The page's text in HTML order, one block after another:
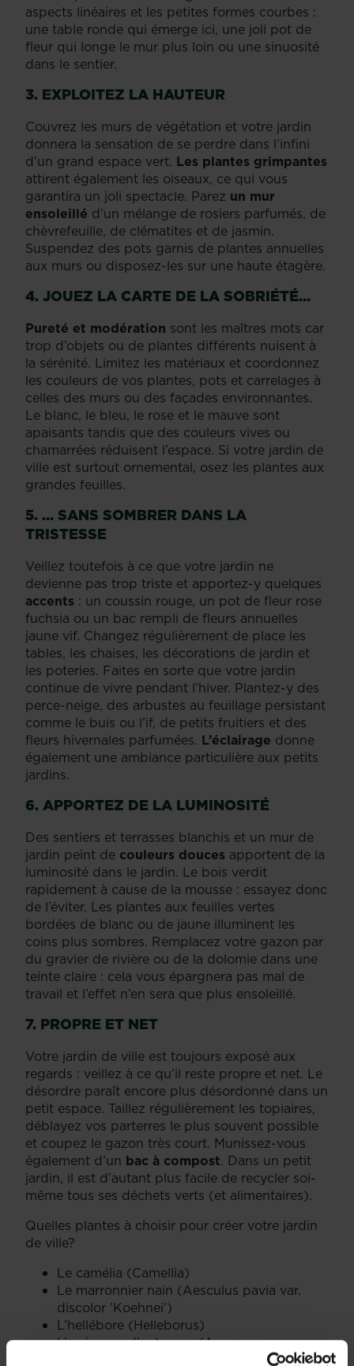
aspects linéaires et les petites formes courbes :
une table ronde qui émerge ici, une joli pot de
fleur qui longe le mur plus loin ou une sinuosité
dans le sentier.
3. EXPLOITEZ LA HAUTEUR
Couvrez les murs de végétation et votre jardin
donnera la sensation de se perdre dans l’infini
d’un grand espace vert. Les plantes grimpantes
attirent également les oiseaux, ce qui vous
garantira un joli spectacle. Parez un mur
ensoleillé d’un mélange de rosiers parfumés, de
chèvrefeuille, de clématites et de jasmin.
Suspendez des pots garnis de plantes annuelles
aux murs ou disposez-les sur une haute étagère.
4. JOUEZ LA CARTE DE LA SOBRIÉTÉ…
Pureté et modération sont les maîtres mots car
trop d’objets ou de plantes différents nuisent à
la sérénité. Limitez les matériaux et coordonnez
les couleurs de vos plantes, pots et carrelages à
celles des murs ou des façades environnantes.
Le blanc, le bleu, le rose et le mauve sont
apaisants tandis que des couleurs vives ou
chamarrées réduisent l’espace. Si votre jardin de
ville est surtout ornemental, osez les plantes aux
grandes feuilles.
5. … SANS SOMBRER DANS LA
TRISTESSE
Veillez toutefois à ce que votre jardin ne
devienne pas trop triste et apportez-y quelques
accents : un coussin rouge, un pot de fleur rose
fuchsia ou un bac rempli de fleurs annuelles
jaune vif. Changez régulièrement de place les
tables, les chaises, les décorations de jardin et
les poteries. Faites en sorte que votre jardin
continue de vivre pendant l’hiver. Plantez-y des
perce-neige, des arbustes au feuillage persistant
comme le buis ou l’if, de petits fruitiers et des
fleurs hivernales parfumées. L’éclairage donne
également une ambiance particulière aux petits
jardins.
6. APPORTEZ DE LA LUMINOSITÉ
Des sentiers et terrasses blanchis et un mur de
jardin peint de couleurs douces apportent de la
luminosité dans le jardin. Le bois verdit
rapidement à cause de la mousse : essayez donc
de l’éviter. Les plantes aux feuilles vertes
bordées de blanc ou de jaune illuminent les
coins plus sombres. Remplacez votre gazon par
du gravier de rivière ou de la dolomie dans une
teinte claire : cela vous épargnera pas mal de
travail et l’effet n’en sera que plus ensoleillé.
7. PROPRE ET NET
Votre jardin de ville est toujours exposé aux
regards : veillez à ce qu’il reste propre et net. Le
désordre paraît encore plus désordonné dans un
petit espace. Taillez régulièrement les topiaires,
déblayez vos parterres le plus souvent possible
et coupez le gazon très court. Munissez-vous
également d’un bac à compost. Dans un petit
jardin, il est d’autant plus facile de recycler soi-
même tous ses déchets verts (et alimentaires).
Quelles plantes à choisir pour créer votre jardin
de ville?
Le camélia (Camellia)
Le marronnier nain (Aesculus pavia var.
discolor 'Koehnei')
L’hellébore (Helleborus)
L’anémone d’automne (Anemone